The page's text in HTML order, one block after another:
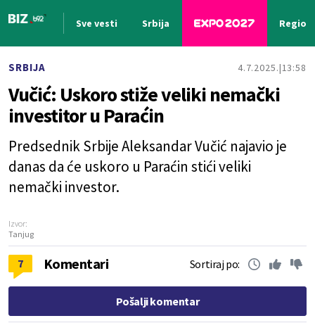
Sve vesti Srbija Region
SRBIJA 4.7.2025. 13:58
Vučić: Uskoro stiže veliki nemački
investitor u Paraćin
Predsednik Srbije Aleksandar Vučić najavio je
danas da će uskoro u Paraćin stići veliki
nemački investor.
Izvor:
Tanjug
7 Komentari Sortiraj po:
Pošalji komentar